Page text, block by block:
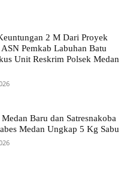
2 M Dari Proyek
Pemkab Labuhan Batu
Unit Reskrim Polsek Medan
Baru dan Satresnakoba
Medan Ungkap 5 Kg Sabu